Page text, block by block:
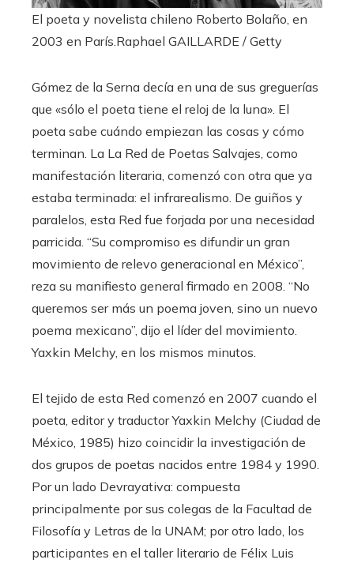
El poeta y novelista chileno Roberto Bolaño, en
2003 en París.Raphael GAILLARDE / Getty
Gómez de la Serna decía en una de sus greguerías
que «sólo el poeta tiene el reloj de la luna». El
poeta sabe cuándo empiezan las cosas y cómo
terminan. La La Red de Poetas Salvajes, como
manifestación literaria, comenzó con otra que ya
estaba terminada: el infrarealismo. De guiños y
paralelos, esta Red fue forjada por una necesidad
parricida. “Su compromiso es difundir un gran
movimiento de relevo generacional en México”,
reza su manifiesto general firmado en 2008. “No
queremos ser más un poema joven, sino un nuevo
poema mexicano”, dijo el líder del movimiento.
Yaxkin Melchy, en los mismos minutos.
El tejido de esta Red comenzó en 2007 cuando el
poeta, editor y traductor Yaxkin Melchy (Ciudad de
México, 1985) hizo coincidir la investigación de
dos grupos de poetas nacidos entre 1984 y 1990.
Por un lado Devrayativa: compuesta
principalmente por sus colegas de la Facultad de
Filosofía y Letras de la UNAM; por otro lado, los
participantes en el taller literario de Félix Luis